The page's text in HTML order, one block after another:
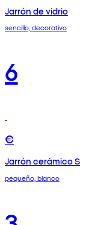
Jarrón de vidrio
sencillo, decorativo
6
€
Jarrón cerámico S
pequeño, blanco